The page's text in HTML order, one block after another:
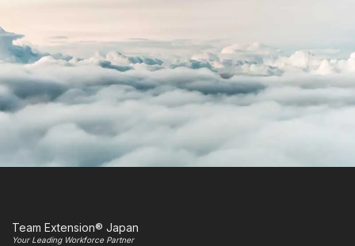
Team Extension® Japan
Your Leading Workforce Partner